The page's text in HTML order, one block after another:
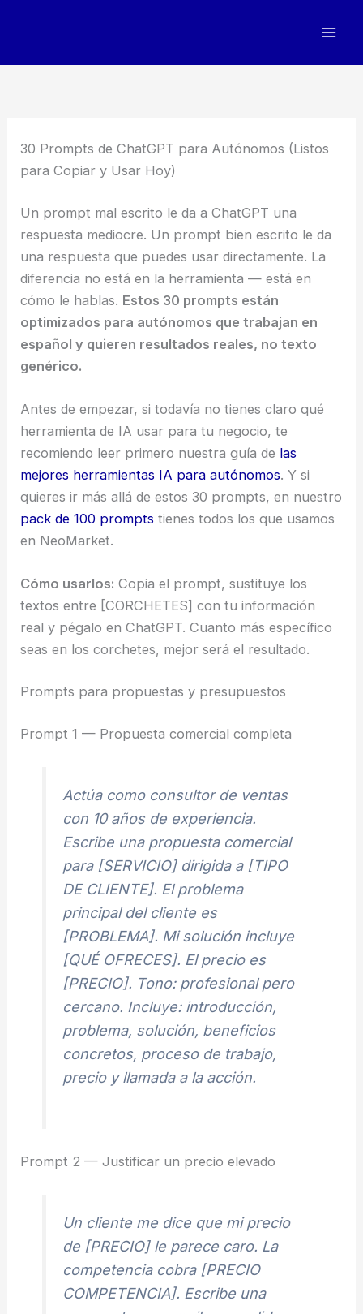
30 Prompts de ChatGPT para Autónomos (Listos
para Copiar y Usar Hoy)
Un prompt mal escrito le da a ChatGPT una
respuesta mediocre. Un prompt bien escrito le da
una respuesta que puedes usar directamente. La
diferencia no está en la herramienta — está en
cómo le hablas. Estos 30 prompts están
optimizados para autónomos que trabajan en
español y quieren resultados reales, no texto
genérico.
Antes de empezar, si todavía no tienes claro qué
herramienta de IA usar para tu negocio, te
recomiendo leer primero nuestra guía de las
mejores herramientas IA para autónomos. Y si
quieres ir más allá de estos 30 prompts, en nuestro
pack de 100 prompts tienes todos los que usamos
en NeoMarket.
Cómo usarlos: Copia el prompt, sustituye los
textos entre [CORCHETES] con tu información
real y pégalo en ChatGPT. Cuanto más específico
seas en los corchetes, mejor será el resultado.
Prompts para propuestas y presupuestos
Prompt 1 — Propuesta comercial completa
Actúa como consultor de ventas
con 10 años de experiencia.
Escribe una propuesta comercial
para [SERVICIO] dirigida a [TIPO
DE CLIENTE]. El problema
principal del cliente es
[PROBLEMA]. Mi solución incluye
[QUÉ OFRECES]. El precio es
[PRECIO]. Tono: profesional pero
cercano. Incluye: introducción,
problema, solución, beneficios
concretos, proceso de trabajo,
precio y llamada a la acción.
Prompt 2 — Justificar un precio elevado
Un cliente me dice que mi precio
de [PRECIO] le parece caro. La
competencia cobra [PRECIO
COMPETENCIA]. Escribe una